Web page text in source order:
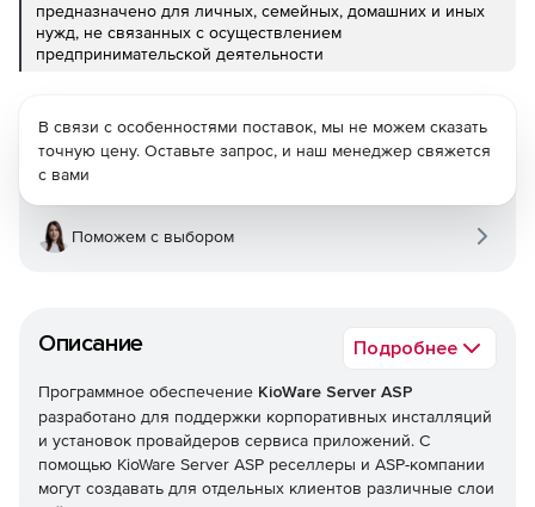
предназначено для личных, семейных, домашних и иных
нужд, не связанных с осуществлением
предпринимательской деятельности
Описание Подробнее
Программное обеспечение KioWare Server ASP
разработано для поддержки корпоративных инсталляций
и установок провайдеров сервиса приложений. С
помощью KioWare Server ASP реселлеры и ASP-компании
могут создавать для отдельных клиентов различные слои
В связи с особенностями поставок, мы не можем сказать
точную цену. Оставьте запрос, и наш менеджер свяжется
с вами
Поможем с выбором